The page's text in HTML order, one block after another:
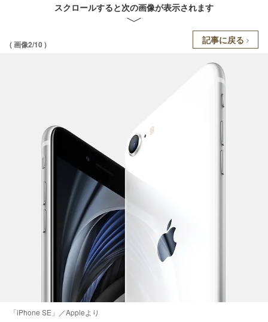
スクロールすると次の画像が表示されます
( 画像2/10 ) 記事に戻る
「iPhone SE」／Appleより